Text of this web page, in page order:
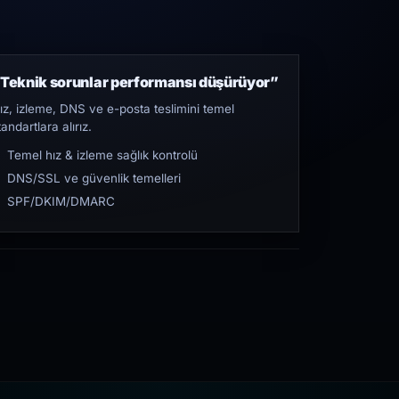
sorunlar performansı düşürüyor”
izleme, DNS ve e-posta teslimini temel
alırız.
Temel hız & izleme sağlık kontrolü
DNS/SSL ve güvenlik temelleri
SPF/DKIM/DMARC